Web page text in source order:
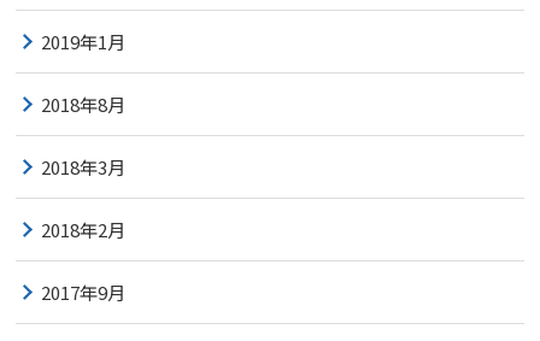
2019年1月
2018年8月
2018年3月
2018年2月
2017年9月